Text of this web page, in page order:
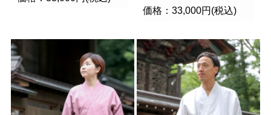
価格：33,000円(税込)